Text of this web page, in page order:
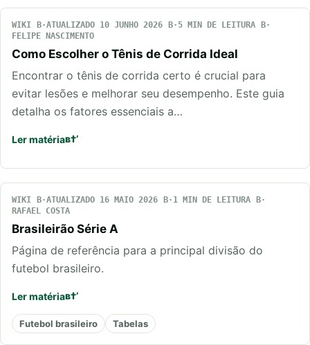
WIKI ATUALIZADO 10 JUNHO 2026
5 MIN DE LEITURA
FELIPE NASCIMENTO
Como Escolher o Tênis de Corrida Ideal
Encontrar o tênis de corrida certo é crucial para
evitar lesões e melhorar seu desempenho. Este guia
detalha os fatores essenciais a…
Ler matéria
WIKI ATUALIZADO 16 MAIO 2026
1 MIN DE LEITURA
RAFAEL COSTA
Brasileirão Série A
Página de referência para a principal divisão do
futebol brasileiro.
Ler matéria
Futebol brasileiro Tabelas